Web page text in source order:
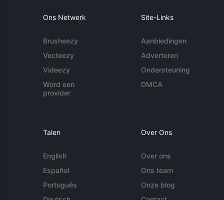
Ons Netwerk
Brusheezy
Vecteezy
Videezy
Word een
provider
Site-Links
Aanbiedingen
Adverteren
Ondersteuning
DMCA
Talen
English
Español
Português
Over Ons
Over ons
Ons team
Onze blog